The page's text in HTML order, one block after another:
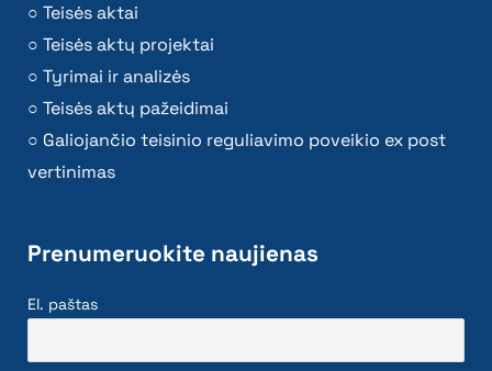
Teisės aktai
Teisės aktų projektai
Tyrimai ir analizės
Teisės aktų pažeidimai
Galiojančio teisinio reguliavimo poveikio ex post
vertinimas
Prenumeruokite naujienas
El. paštas